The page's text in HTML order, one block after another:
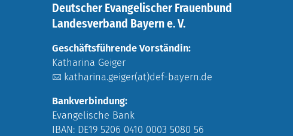
Deutscher Evangelischer Frauenbund
Landesverband Bayern e. V.
Geschäftsführende Vorständin:
Katharina Geiger
katharina.geiger(at)def-bayern.de
Bankverbindung:
Evangelische Bank
IBAN: DE19 5206 0410 0003 5080 56